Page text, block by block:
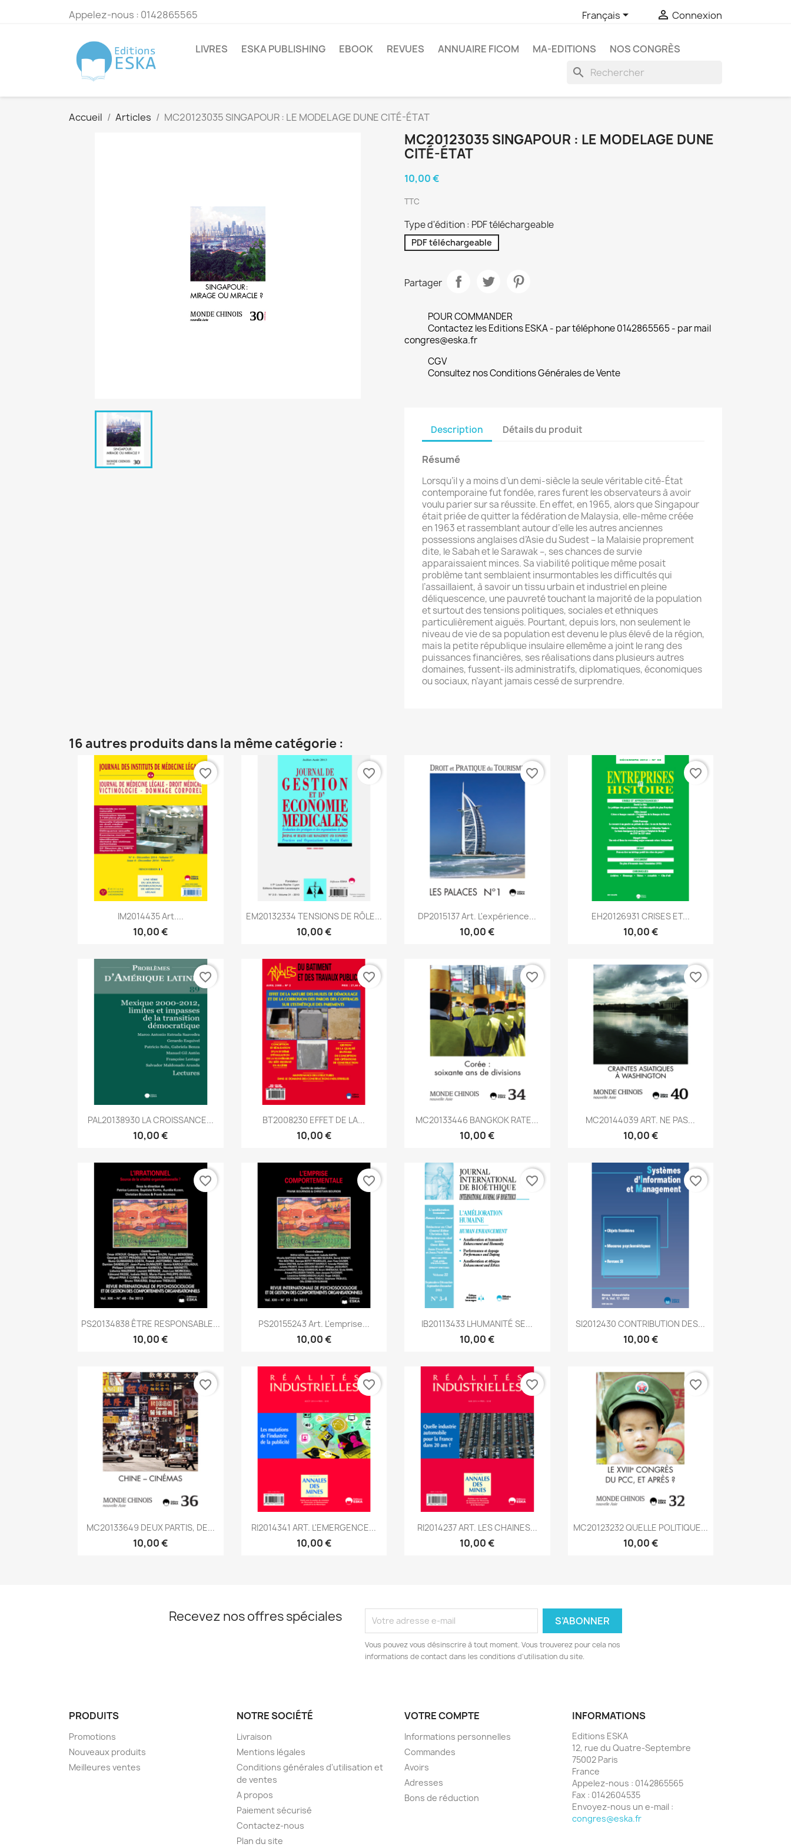
Appelez-nous : 0142865565 Français  Connexion
LIVRES ESKA PUBLISHING EBOOK REVUES ANNUAIRE FICOM MA-EDITIONS NOS CONGRÈS
search
Accueil Articles MC20123035 SINGAPOUR : LE MODELAGE DUNE CITÉ-ÉTAT
MC20123035 SINGAPOUR : LE MODELAGE DUNE
CITÉ-ÉTAT
10,00 €
TTC
Type d'édition : PDF téléchargeable
PDF téléchargeable
Partager
POUR COMMANDER
Contactez les Editions ESKA - par téléphone 0142865565 - par mail
congres@eska.fr
CGV
Consultez nos Conditions Générales de Vente
Description Détails du produit
Résumé
Lorsqu’il y a moins d’un demi-siècle la seule véritable cité-État
contemporaine fut fondée, rares furent les observateurs à avoir
voulu parier sur sa réussite. En effet, en 1965, alors que Singapour
était priée de quitter la fédération de Malaysia, elle-même créée
en 1963 et rassemblant autour d’elle les autres anciennes
possessions anglaises d’Asie du Sudest – la Malaisie proprement
dite, le Sabah et le Sarawak –, ses chances de survie
apparaissaient minces. Sa viabilité politique même posait
problème tant semblaient insurmontables les difficultés qui
l’assaillaient, à savoir un tissu urbain et industriel en pleine
déliquescence, une pauvreté touchant la majorité de la population
et surtout des tensions politiques, sociales et ethniques
particulièrement aiguës. Pourtant, depuis lors, non seulement le
niveau de vie de sa population est devenu le plus élevé de la région,
mais la petite république insulaire ellemême a joint le rang des
puissances financières, ses réalisations dans plusieurs autres
domaines, fussent-ils administratifs, diplomatiques, économiques
ou sociaux, n’ayant jamais cessé de surprendre.
16 autres produits dans la même catégorie :
Aperçu rapide
IM2014435 Art....
10,00 €
favorite_border
Aperçu rapide
EM20132334 TENSIONS DE RÔLE...
10,00 €
favorite_border
Aperçu rapide
DP2015137 Art. L'expérience...
10,00 €
favorite_border
Aperçu rapide
EH20126931 CRISES ET...
10,00 €
favorite_border
Aperçu rapide
PAL20138930 LA CROISSANCE...
10,00 €
favorite_border
Aperçu rapide
BT2008230 EFFET DE LA...
10,00 €
favorite_border
Aperçu rapide
MC20133446 BANGKOK RATE...
10,00 €
favorite_border
Aperçu rapide
MC20144039 ART. NE PAS...
10,00 €
favorite_border
Aperçu rapide
PS20134838 ÊTRE RESPONSABLE...
10,00 €
favorite_border
Aperçu rapide
PS20155243 Art. L'emprise...
10,00 €
favorite_border
Aperçu rapide
IB20113433 LHUMANITÉ SE...
10,00 €
favorite_border
Aperçu rapide
SI2012430 CONTRIBUTION DES...
10,00 €
favorite_border
Aperçu rapide
MC20133649 DEUX PARTIS, DE...
10,00 €
favorite_border
Aperçu rapide
RI2014341 ART. L'EMERGENCE...
10,00 €
favorite_border
Aperçu rapide
RI2014237 ART. LES CHAINES...
10,00 €
favorite_border
Aperçu rapide
MC20123232 QUELLE POLITIQUE...
10,00 €
favorite_border
Recevez nos offres spéciales
Vous pouvez vous désinscrire à tout moment. Vous trouverez pour cela nos
informations de contact dans les conditions d'utilisation du site.
PRODUITS
Promotions
Nouveaux produits
Meilleures ventes
NOTRE SOCIÉTÉ
Livraison
Mentions légales
Conditions générales d'utilisation et
de ventes
A propos
Paiement sécurisé
Contactez-nous
Plan du site
VOTRE COMPTE
Informations personnelles
Commandes
Avoirs
Adresses
Bons de réduction
INFORMATIONS
Editions ESKA
12, rue du Quatre-Septembre
75002 Paris
France
Appelez-nous : 0142865565
Fax : 0142604535
Envoyez-nous un e-mail :
congres@eska.fr